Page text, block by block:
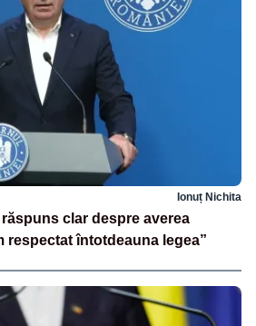
Ionuț Nichita
răspuns clar despre averea
respectat întotdeauna legea”